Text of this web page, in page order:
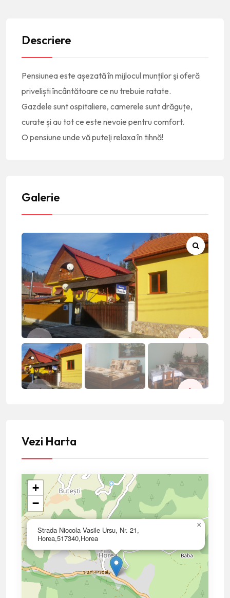
Descriere
Pensiunea este așezată în mijlocul munților şi oferă
priveliști încântătoare ce nu trebuie ratate.
Gazdele sunt ospitaliere, camerele sunt drăguțe,
curate și au tot ce este nevoie pentru comfort.
O pensiune unde vă puteţi relaxa în tihnă!
Galerie
Vezi Harta
Strada Niocola Vasile Ursu, Nr. 21,
Horea,517340,Horea
×
+
−